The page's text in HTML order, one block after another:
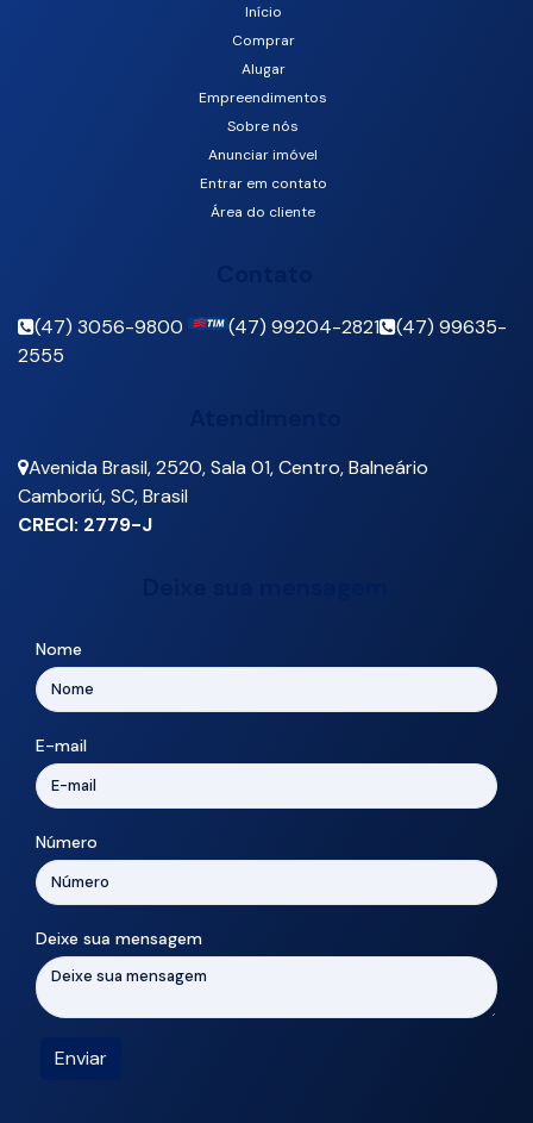
Camboriú, Santa Catarina, Brasil
Início
Comprar
Alugar
Empreendimentos
Sobre nós
Anunciar imóvel
Entrar em contato
Área do cliente
(47) 3056-9800 (47) 99204-2821
(47) 99635-
2555
Avenida Brasil,2520,Sala 01,Centro,Balneário
Camboriú,SC,Brasil
CRECI: 2779-J
Nome
E-mail
Número
Deixe sua mensagem